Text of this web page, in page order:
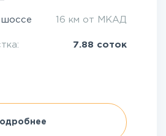
шоссе 16 км от МКАД
7.88 соток